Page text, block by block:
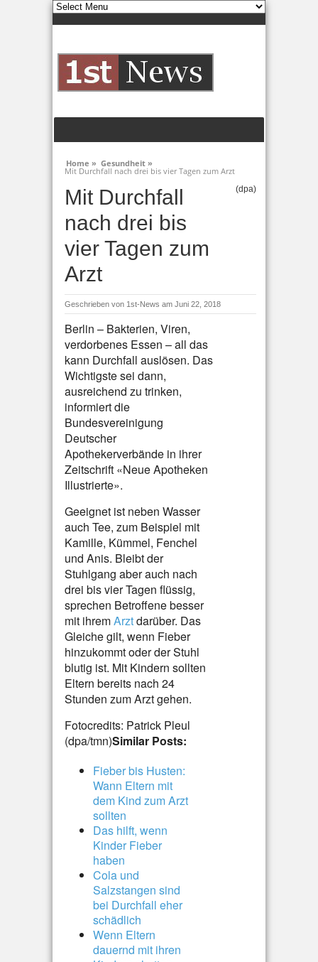
Home » Gesundheit »
Mit Durchfall nach drei bis vier Tagen zum Arzt
Mit Durchfall
nach drei bis
vier Tagen zum
Arzt
(dpa)
Geschrieben von 1st-News am Juni 22, 2018
Berlin – Bakterien, Viren,
verdorbenes Essen – all das
kann Durchfall auslösen. Das
Wichtigste sei dann,
ausreichend zu trinken,
informiert die
Bundesvereinigung
Deutscher
Apothekerverbände in ihrer
Zeitschrift «Neue Apotheken
Illustrierte».
Geeignet ist neben Wasser
auch Tee, zum Beispiel mit
Kamille, Kümmel, Fenchel
und Anis. Bleibt der
Stuhlgang aber auch nach
drei bis vier Tagen flüssig,
sprechen Betroffene besser
mit ihremArztdarüber. Das
Gleiche gilt, wenn Fieber
hinzukommt oder der Stuhl
blutig ist. Mit Kindern sollten
Eltern bereits nach 24
Stunden zum Arzt gehen.
Fotocredits: Patrick Pleul
(dpa/tmn)Similar Posts:
Fieber bis Husten:
Wann Eltern mit
dem Kind zum Arzt
sollten
Das hilft, wenn
Kinder Fieber
haben
Cola und
Salzstangen sind
bei Durchfall eher
schädlich
Wenn Eltern
dauernd mit ihren